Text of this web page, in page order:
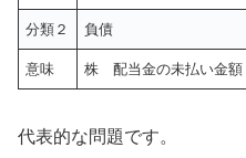
分類２ 負債
意味 株 配当金の未払い金額
代表的な問題です。